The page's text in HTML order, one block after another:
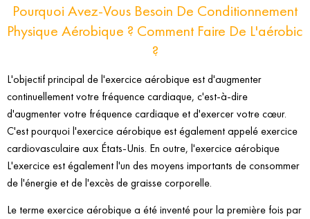
Pourquoi Avez-Vous Besoin De Conditionnement
Physique Aérobique ? Comment Faire De L'aérobic
?
L'objectif principal de l'exercice aérobique est d'augmenter
continuellement votre fréquence cardiaque, c'est-à-dire
d'augmenter votre fréquence cardiaque et d'exercer votre cœur.
C'est pourquoi l'exercice aérobique est également appelé exercice
cardiovasculaire aux États-Unis. En outre, l'exercice aérobique
L'exercice est également l'un des moyens importants de consommer
de l'énergie et de l'excès de graisse corporelle.
Le terme exercice aérobique a été inventé pour la première fois par